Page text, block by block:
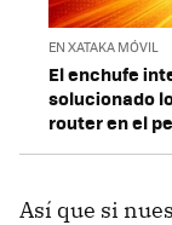
EN XATAKA MÓVIL
El enchufe
solucionado
router en el
Así que si